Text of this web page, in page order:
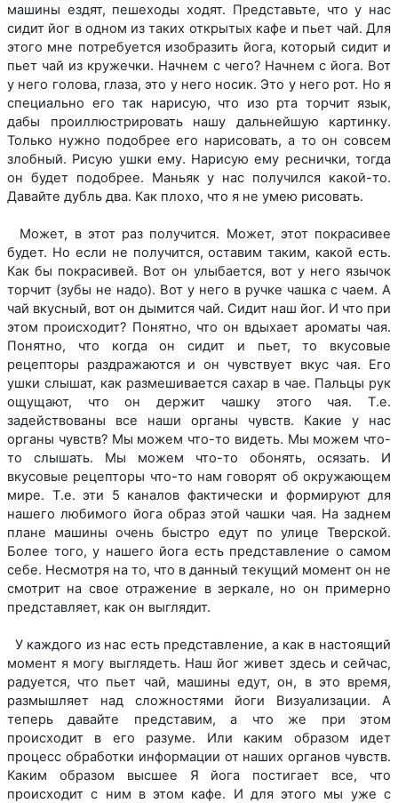
машины ездят, пешеходы ходят. Представьте, что у нас
сидит йог в одном из таких открытых кафе и пьет чай. Для
этого мне потребуется изобразить йога, который сидит и
пьет чай из кружечки. Начнем с чего? Начнем с йога. Вот
у него голова, глаза, это у него носик. Это у него рот. Но я
специально его так нарисую, что изо рта торчит язык,
дабы проиллюстрировать нашу дальнейшую картинку.
Только нужно подобрее его нарисовать, а то он совсем
злобный. Рисую ушки ему. Нарисую ему реснички, тогда
он будет подобрее. Маньяк у нас получился какой-то.
Давайте дубль два. Как плохо, что я не умею рисовать.
Может, в этот раз получится. Может, этот покрасивее
будет. Но если не получится, оставим таким, какой есть.
Как бы покрасивей. Вот он улыбается, вот у него язычок
торчит (зубы не надо). Вот у него в ручке чашка с чаем. А
чай вкусный, вот он дымится чай. Сидит наш йог. И что при
этом происходит? Понятно, что он вдыхает ароматы чая.
Понятно, что когда он сидит и пьет, то вкусовые
рецепторы раздражаются и он чувствует вкус чая. Его
ушки слышат, как размешивается сахар в чае. Пальцы рук
ощущают, что он держит чашку этого чая. Т.е.
задействованы все наши органы чувств. Какие у нас
органы чувств? Мы можем что-то видеть. Мы можем что-
то слышать. Мы можем что-то обонять, осязать. И
вкусовые рецепторы что-то нам говорят об окружающем
мире. Т.е. эти 5 каналов фактически и формируют для
нашего любимого йога образ этой чашки чая. На заднем
плане машины очень быстро едут по улице Тверской.
Более того, у нашего йога есть представление о самом
себе. Несмотря на то, что в данный текущий момент он не
смотрит на свое отражение в зеркале, но он примерно
представляет, как он выглядит.
У каждого из нас есть представление, а как в настоящий
момент я могу выглядеть. Наш йог живет здесь и сейчас,
радуется, что пьет чай, машины едут, он, в это время,
размышляет над сложностями йоги Визуализации. А
теперь давайте представим, а что же при этом
происходит в его разуме. Или каким образом идет
процесс обработки информации от наших органов чувств.
Каким образом высшее Я йога постигает все, что
происходит с ним в этом кафе. И для этого мы уже с